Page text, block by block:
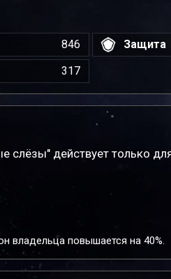
846
Защита
317
слёзы" действует только
владельца повышается на 40%.